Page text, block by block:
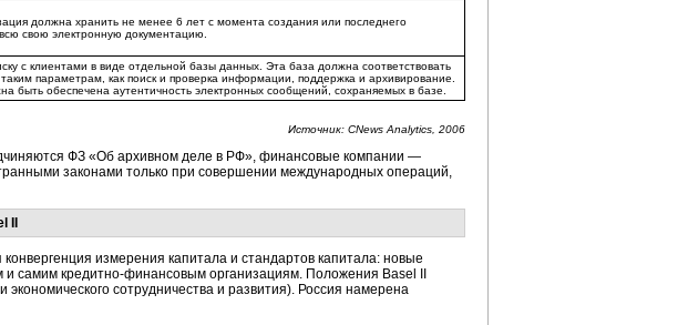
должна хранить не менее 6 лет с момента создания или последнего
свою электронную документацию.
с клиентами в виде отдельной базы данных. Эта база должна соответствовать
параметрам, как поиск и проверка информации, поддержка и архивирование.
быть обеспечена аутентичность электронных сообщений, сохраняемых в базе.
Источник: CNews Analytics, 2006
ФЗ «Об архивном деле в РФ», финансовые компании —
законами только при совершении международных операций,
II
измерения капитала и стандартов капитала: новые
самим кредитно-финансовым организациям. Положения Basel II
сотрудничества и развития). Россия намерена